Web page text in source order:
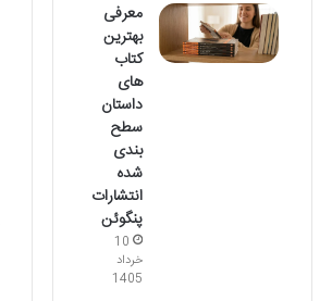
معرفی
بهترین
کتاب
های
داستان
سطح
بندی
شده
انتشارات
پنگوئن
10
خرداد
1405